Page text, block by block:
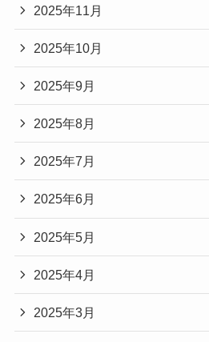
2025年11月
2025年10月
2025年9月
2025年8月
2025年7月
2025年6月
2025年5月
2025年4月
2025年3月